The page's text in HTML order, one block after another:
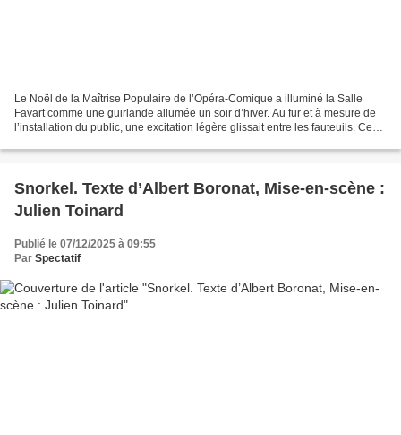
Le Noël de la Maîtrise Populaire de l’Opéra-Comique a illuminé la Salle
Favart comme une guirlande allumée un soir d’hiver. Au fur et à mesure de
l’installation du public, une excitation légère glissait entre les fauteuils. Ce
Snorkel. Texte d’Albert Boronat, Mise-en-scène :
Julien Toinard
Publié le 07/12/2025 à 09:55
Par Spectatif